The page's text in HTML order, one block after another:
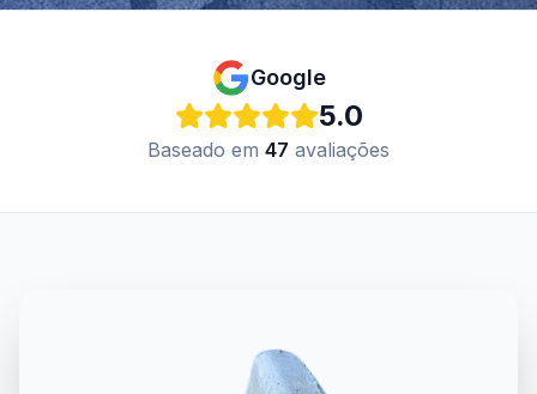
Google
5.0
Baseado em 47 avaliações